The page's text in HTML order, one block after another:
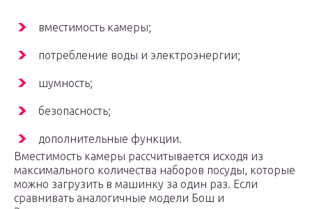
вместимость камеры;
потребление воды и электроэнергии;
шумность;
безопасность;
дополнительные функции.
Вместимость камеры рассчитывается исходя из
максимального количества наборов посуды, которые
можно загрузить в машинку за один раз. Если
сравнивать аналогичные модели Бош и